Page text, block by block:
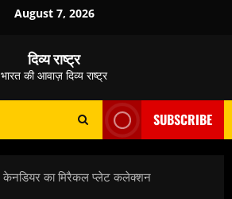
August 7, 2026
दिव्य राष्ट्र
भारत की आवाज़ दिव्य राष्ट्र
SUBSCRIBE
केनडियर का मिरैकल प्लेट कलेक्शन